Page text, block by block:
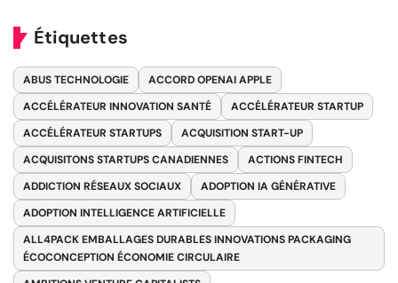
Étiquettes
ABUS TECHNOLOGIE
ACCORD OPENAI APPLE
ACCÉLÉRATEUR INNOVATION SANTÉ
ACCÉLÉRATEUR STARTUP
ACCÉLÉRATEUR STARTUPS
ACQUISITION START-UP
ACQUISITONS STARTUPS CANADIENNES
ACTIONS FINTECH
ADDICTION RÉSEAUX SOCIAUX
ADOPTION IA GÉNÉRATIVE
ADOPTION INTELLIGENCE ARTIFICIELLE
ALL4PACK EMBALLAGES DURABLES INNOVATIONS PACKAGING
ÉCOCONCEPTION ÉCONOMIE CIRCULAIRE